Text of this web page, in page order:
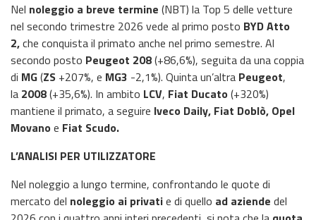
Nel noleggio a breve termine (NBT) la Top 5 delle vetture
nel secondo trimestre 2026 vede al primo posto BYD Atto
2,che conquista il primato anche nel primo semestre. Al
secondo posto Peugeot 208(+86,6%), seguita da una coppia
di MG(ZS +207%, e MG3 -2,1%). Quinta un’altra Peugeot,
la 2008(+35,6%). In ambito LCV, Fiat Ducato (+320%)
mantiene il primato, a seguire Iveco Daily, Fiat Doblò, Opel
Movano e Fiat Scudo.
L’ANALISI PER UTILIZZATORE
Nel noleggio a lungo termine, confrontando le quote di
mercato del noleggio ai privatie di quello ad aziende del